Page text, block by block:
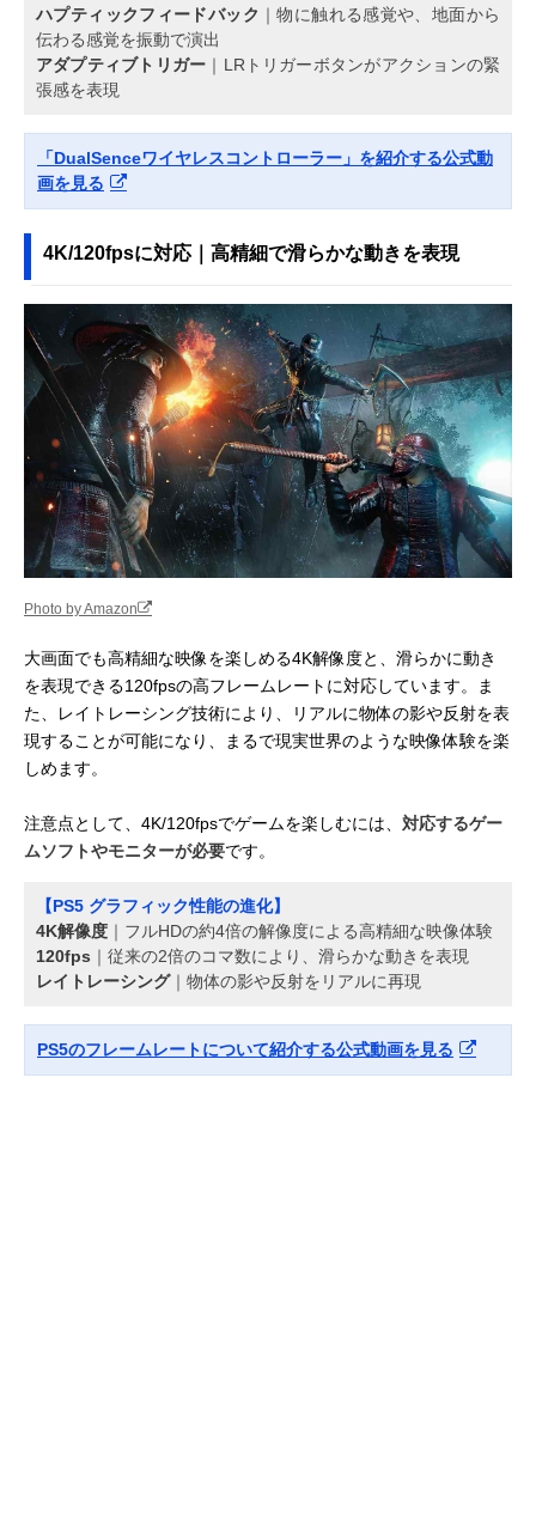
ハプティックフィードバック ｜物に触れる感覚や、地面から
伝わる感覚を振動で演出
アダプティブトリガー ｜LRトリガーボタンがアクションの緊
張感を表現
「DualSenceワイヤレスコントローラー」を紹介する公式動
画を見る
4K/120fpsに対応｜高精細で滑らかな動きを表現
Photo by Amazon
大画面でも高精細な映像を楽しめる4K解像度と、滑らかに動き
を表現できる120fpsの高フレームレートに対応しています。ま
た、レイトレーシング技術により、リアルに物体の影や反射を表
現することが可能になり、まるで現実世界のような映像体験を楽
しめます。
注意点として、4K/120fpsでゲームを楽しむには、 対応するゲー
ムソフトやモニターが必要です。
【PS5 グラフィック性能の進化】
4K解像度 ｜フルHDの約4倍の解像度による高精細な映像体験
120fps ｜従来の2倍のコマ数により、滑らかな動きを表現
レイトレーシング｜物体の影や反射をリアルに再現
PS5のフレームレートについて紹介する公式動画を見る